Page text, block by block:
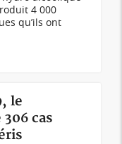
4 000
qu’ils ont
le
cas